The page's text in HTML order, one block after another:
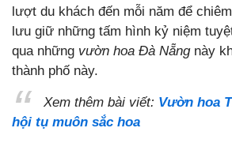
lượt du khách đến mỗi năm để
lưu giữ những tấm hình kỷ niệm
qua những vườn hoa Đà Nẵngnày
thành phố này.
Xem thêm bài viết: Vườn hoa
hội tụ muôn sắc hoa